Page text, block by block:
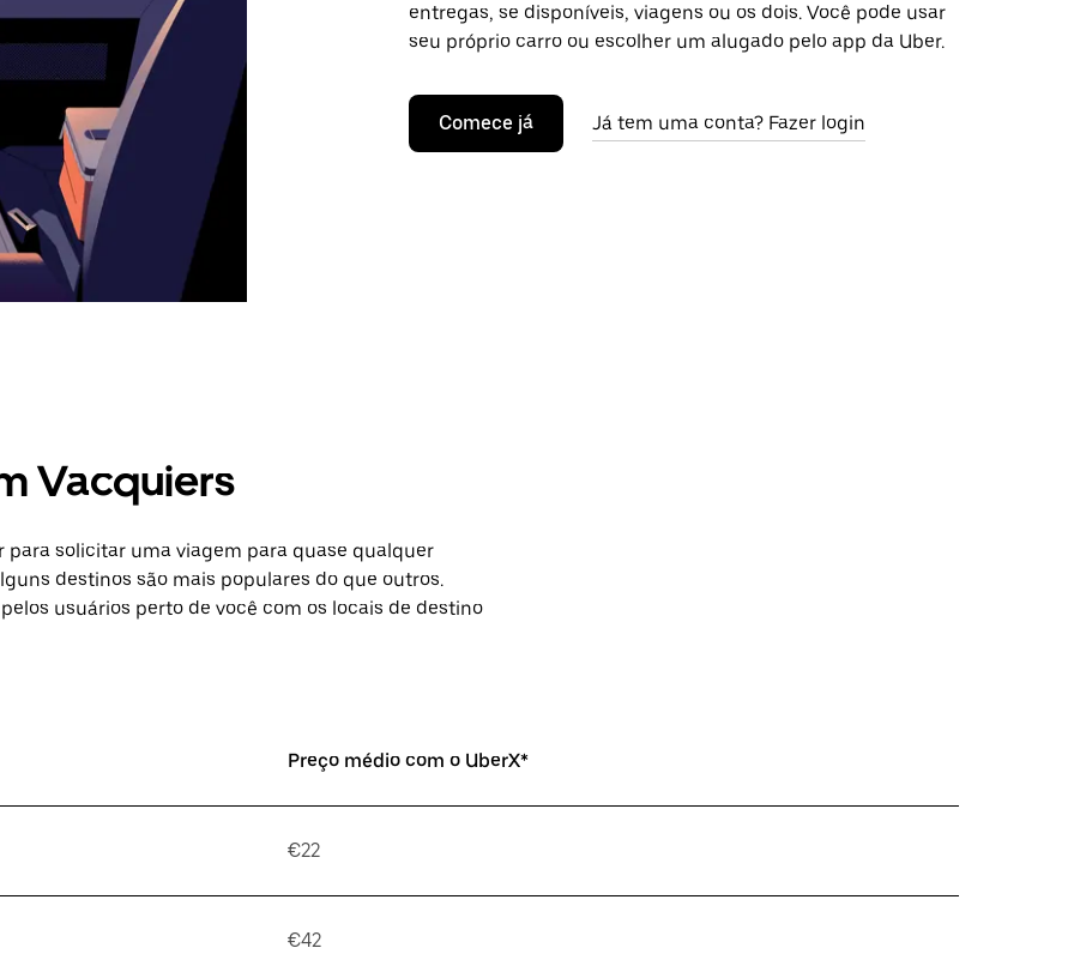
entregas, se disponíveis, viagens ou os dois. Você pode usar
seu próprio carro ou escolher um alugado pelo app da Uber.
Comece já Já tem uma conta? Fazer login
Vacquiers
para solicitar uma viagem para quase qualquer
destinos são mais populares do que outros.
usuários perto de você com os locais de destino
Preço médio com o UberX*
€22
€42